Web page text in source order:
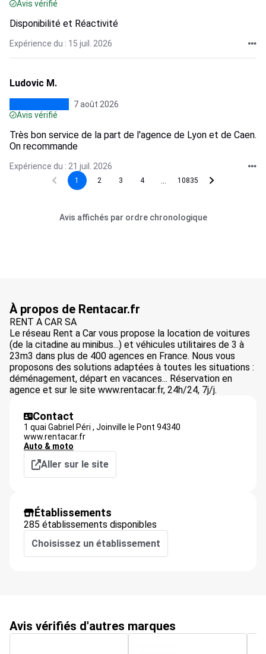
Avis vérifié
Disponibilité et Réactivité
Expérience du : 15 juil. 2026
Ludovic M.
7 août 2026
Avis vérifié
Très bon service de la part de l'agence de Lyon et de Caen.
On recommande
Expérience du : 21 juil. 2026
1 2 3 4 10835
Avis affichés par ordre chronologique
À propos de Rentacar.fr
RENT A CAR SA
Le réseau Rent a Car vous propose la location de voitures
(de la citadine au minibus...) et véhicules utilitaires de 3 à
23m3 dans plus de 400 agences en France. Nous vous
proposons des solutions adaptées à toutes les situations :
déménagement, départ en vacances... Réservation en
agence et sur le site www.rentacar.fr, 24h/24, 7j/j.
Contact
1 quai Gabriel Péri , Joinville le Pont 94340
www.rentacar.fr
Auto & moto
Aller sur le site
Établissements
285 établissements disponibles
Choisissez un établissement
Avis vérifiés d'autres marques